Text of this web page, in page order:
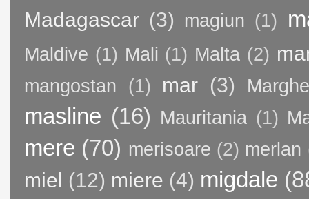
Madagascar (3) magiun (1)
Maldive (1) Mali (1) Malta (2)
mangostan (1) mar (3)
masline (16) Mauritania (1)
mere (70) merisoare (2) merlan
miel (12) miere (4) migdale